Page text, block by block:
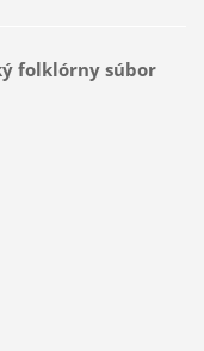
folklórny súbor